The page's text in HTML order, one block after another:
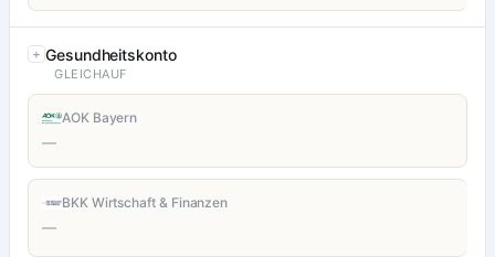
Gesundheitskonto
GLEICHAUF
AOK Bayern
—
BKK Wirtschaft & Finanzen
—